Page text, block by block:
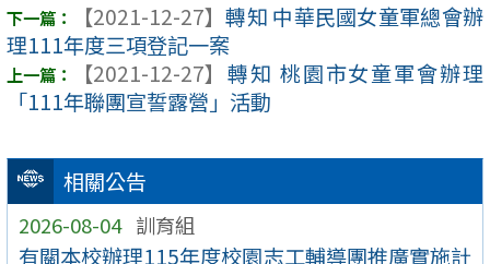
相關公告
2026-08-04 訓育組
有關本校辦理115年度校園志工輔導團推廣實施計
【2021-12-27】 轉知 中華民國女童軍總會辦
理111年度三項登記一案
【2021-12-27】 轉知 桃園市女童軍會辦理
「111年聯團宣誓露營」活動